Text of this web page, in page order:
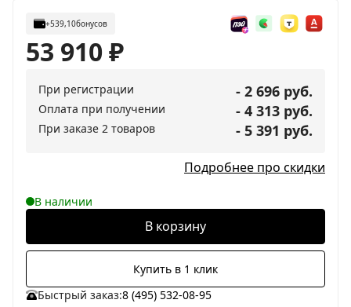
+539,10бонусов
53 910₽
При регистрации - 2 696 руб.
Оплата при получении - 4 313 руб.
При заказе 2 товаров - 5 391 руб.
Подробнее про скидки
В наличии
В корзину
Купить в 1 клик
Быстрый заказ:8 (495) 532-08-95